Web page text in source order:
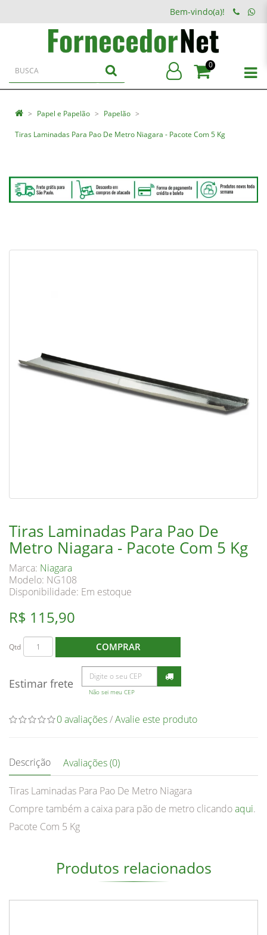
Bem-vindo(a)!
0
Papel e Papelão Papelão
Tiras Laminadas Para Pao De Metro Niagara - Pacote Com 5 Kg
Tiras Laminadas Para Pao De
Metro Niagara - Pacote Com 5 Kg
Marca: Niagara
Modelo: NG108
Disponibilidade: Em estoque
R$ 115,90
Qtd COMPRAR
Estimar frete
Não sei meu CEP
0 avaliações/Avalie este produto
Descrição Avaliações (0)
Tiras Laminadas Para Pao De Metro Niagara
Compre também a caixa para pão de metro clicandoaqui.
Pacote Com 5 Kg
Produtos relacionados